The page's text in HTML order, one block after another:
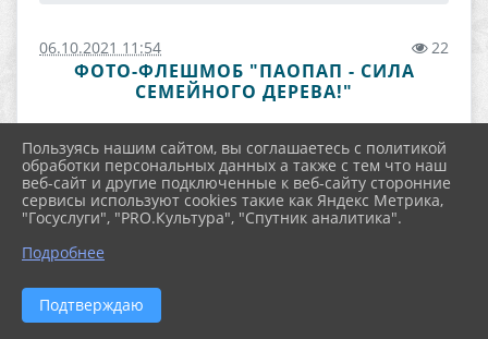
06.10.2021 11:54 22
ФОТО-ФЛЕШМОБ "ПАОПАП - СИЛА
СЕМЕЙНОГО ДЕРЕВА!"
Пользуясь нашим сайтом, вы соглашаетесь с политикой
обработки персональных данных а также с тем что наш
веб-сайт и другие подключенные к веб-сайту сторонние
сервисы используют cookies такие как Яндекс Метрика,
"Госуслуги", "PRO.Культура", "Спутник аналитика".
Подробнее
Подтверждаю